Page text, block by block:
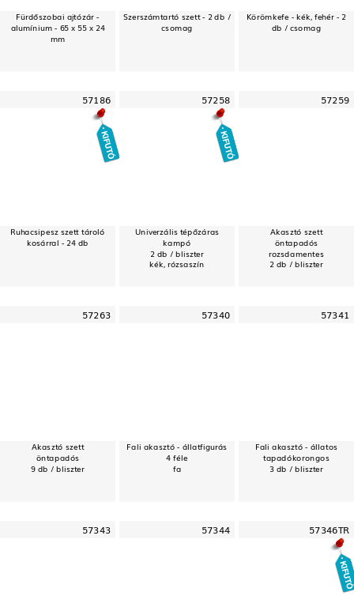
Fürdőszobai ajtózár -
alumínium - 65 x 55 x 24
mm
Szerszámtartó szett - 2 db /
csomag
Körömkefe - kék, fehér - 2
db / csomag
57186
Ruhacsipesz szett tároló
kosárral - 24 db
57258
Univerzális tépőzáras
kampó
2 db / bliszter
kék, rózsaszín
57259
Akasztó szett
öntapadós
rozsdamentes
2 db / bliszter
57263
Akasztó szett
öntapadós
9 db / bliszter
57340
Fali akasztó - állatfigurás
4 féle
fa
57341
Fali akasztó - állatos
tapadókorongos
3 db / bliszter
57343 57344 57346TR